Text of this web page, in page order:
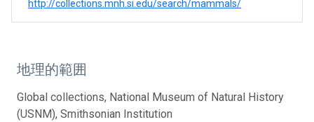
http://collections.mnh.si.edu/search/mammals/
地理的範囲
Global collections, National Museum of Natural History
(USNM), Smithsonian Institution